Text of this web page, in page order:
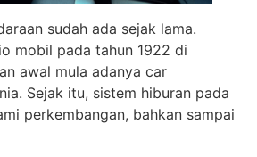
sudah ada sejak lama.
mobil pada tahun 1922 di
awal mula adanya car
Sejak itu, sistem hiburan pada
perkembangan, bahkan sampai